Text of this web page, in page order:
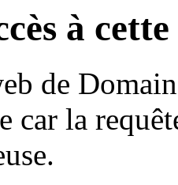
à
de
car la